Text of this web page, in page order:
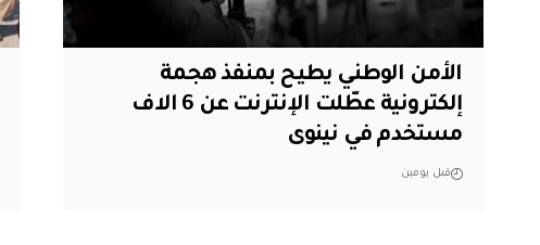
الأمن الوطني يطيح بمنفذ هجمة
إلكترونية عطّلت الإنترنت عن 6 الاف
مستخدم في نينوى
قبل يومين